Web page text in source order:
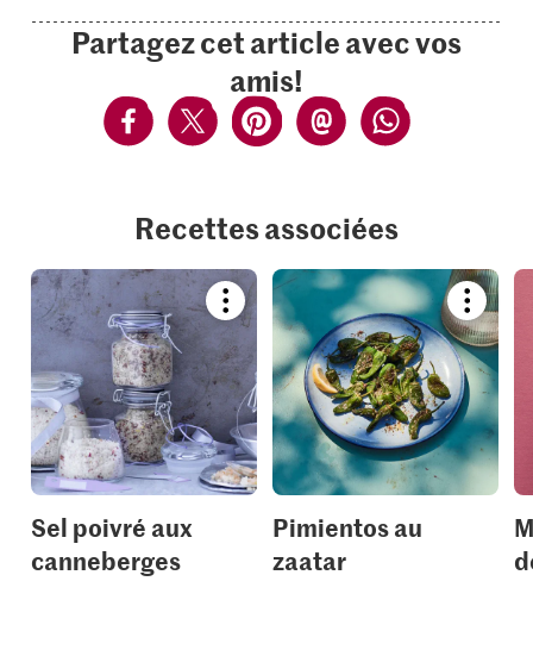
Partagez cet article avec vos
amis!
Recettes associées
Bookmark
recipe
or
add
it
to
your
collections.
Sel poivré aux
canneberges
recipe
or
add
it
to
your
Pimientos au
zaatar